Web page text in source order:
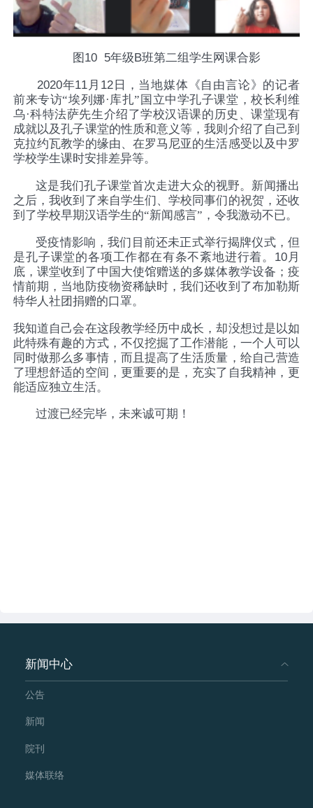
图 10 5年级B班第二组学生网课合影
2020年11 月 12 日，当地媒体《自由言论》的记者
前来专访“埃列娜·库扎”国立中学孔子课堂，校长利维
乌·科特法萨先生介绍了学校汉语课的历史、课堂现有
成就以及孔子课堂的性质和意义等，我则介绍了自己到
克拉约瓦教学的缘由、在罗马尼亚的生活感受以及中罗
学校学生课时安排差异等。
这是我们孔子课堂首次走进大众的视野。新闻播出
之后，我收到了来自学生们、学校同事们的祝贺，还收
到了学校早期汉语学生的“新闻感言”，令我激动不已。
受疫情影响，我们目前还未正式举行揭牌仪式，但
是孔子课堂的各项工作都在有条不紊地进行着。 10 月
底，课堂收到了中国大使馆赠送的多媒体教学设备；疫
情前期，当地防疫物资稀缺时，我们还收到了布加勒斯
特华人社团捐赠的口罩。
我知道自己会在这段教学经历中成长，却没想过是以如
此特殊有趣的方式，不仅挖掘了工作潜能，一个人可以
同时做那么多事情，而且提高了生活质量，给自己营造
了理想舒适的空间，更重要的是，充实了自我精神，更
能适应独立生活。
过渡已经完毕，未来诚可期！
新闻中心
公告
新闻
院刊
媒体联络